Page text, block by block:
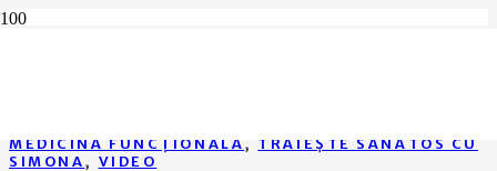
MEDICINĂ FUNCȚIONALĂ, TRĂIEȘTE SĂNĂTOS CU
SIMONA, VIDEO